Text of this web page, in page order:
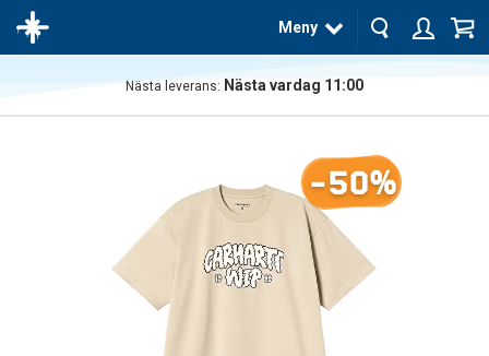
Meny
Nästa leverans: Nästa vardag 11:00
-50%